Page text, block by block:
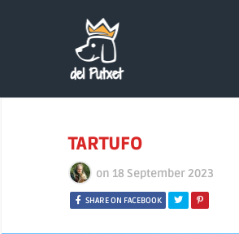
TARTUFO
on 18 September 2023
SHARE ON FACEBOOK